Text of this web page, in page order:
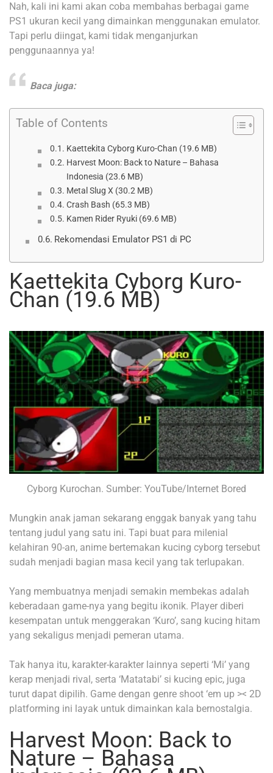
Nah, kali ini kami akan coba membahas berbagai game
PS1 ukuran kecil yang dimainkan menggunakan emulator.
Tapi perlu diingat, kami tidak menganjurkan
penggunaannya ya!
Baca juga:
Table of Contents
Kaettekita Cyborg Kuro-Chan (19.6 MB)
Harvest Moon: Back to Nature – Bahasa
Indonesia (23.6 MB)
Metal Slug X (30.2 MB)
Crash Bash (65.3 MB)
Kamen Rider Ryuki (69.6 MB)
Rekomendasi Emulator PS1 di PC
Kaettekita Cyborg Kuro-
Chan (19.6 MB)
Cyborg Kurochan. Sumber: YouTube/Internet Bored
Mungkin anak jaman sekarang enggak banyak yang tahu
tentang judul yang satu ini. Tapi buat para milenial
kelahiran 90-an, anime bertemakan kucing cyborg tersebut
sudah menjadi bagian masa kecil yang tak terlupakan.
Yang membuatnya menjadi semakin membekas adalah
keberadaan game-nya yang begitu ikonik. Player diberi
kesempatan untuk menggerakan ‘Kuro’, sang kucing hitam
yang sekaligus menjadi pemeran utama.
Tak hanya itu, karakter-karakter lainnya seperti ‘Mi’ yang
kerap menjadi rival, serta ‘Matatabi’ si kucing epic, juga
turut dapat dipilih. Game dengan genre shoot ‘em up >< 2D
platforming ini layak untuk dimainkan kala bernostalgia.
Harvest Moon: Back to
Nature – Bahasa